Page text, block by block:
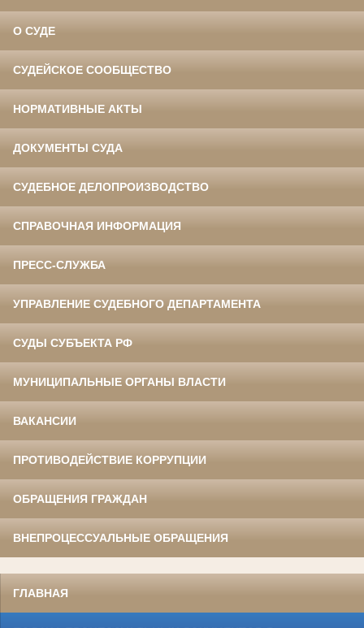
О СУДЕ
СУДЕЙСКОЕ СООБЩЕСТВО
НОРМАТИВНЫЕ АКТЫ
ДОКУМЕНТЫ СУДА
СУДЕБНОЕ ДЕЛОПРОИЗВОДСТВО
СПРАВОЧНАЯ ИНФОРМАЦИЯ
ПРЕСС-СЛУЖБА
УПРАВЛЕНИЕ СУДЕБНОГО ДЕПАРТАМЕНТА
СУДЫ СУБЪЕКТА РФ
МУНИЦИПАЛЬНЫЕ ОРГАНЫ ВЛАСТИ
ВАКАНСИИ
ПРОТИВОДЕЙСТВИЕ КОРРУПЦИИ
ОБРАЩЕНИЯ ГРАЖДАН
ВНЕПРОЦЕССУАЛЬНЫЕ ОБРАЩЕНИЯ
ГЛАВНАЯ